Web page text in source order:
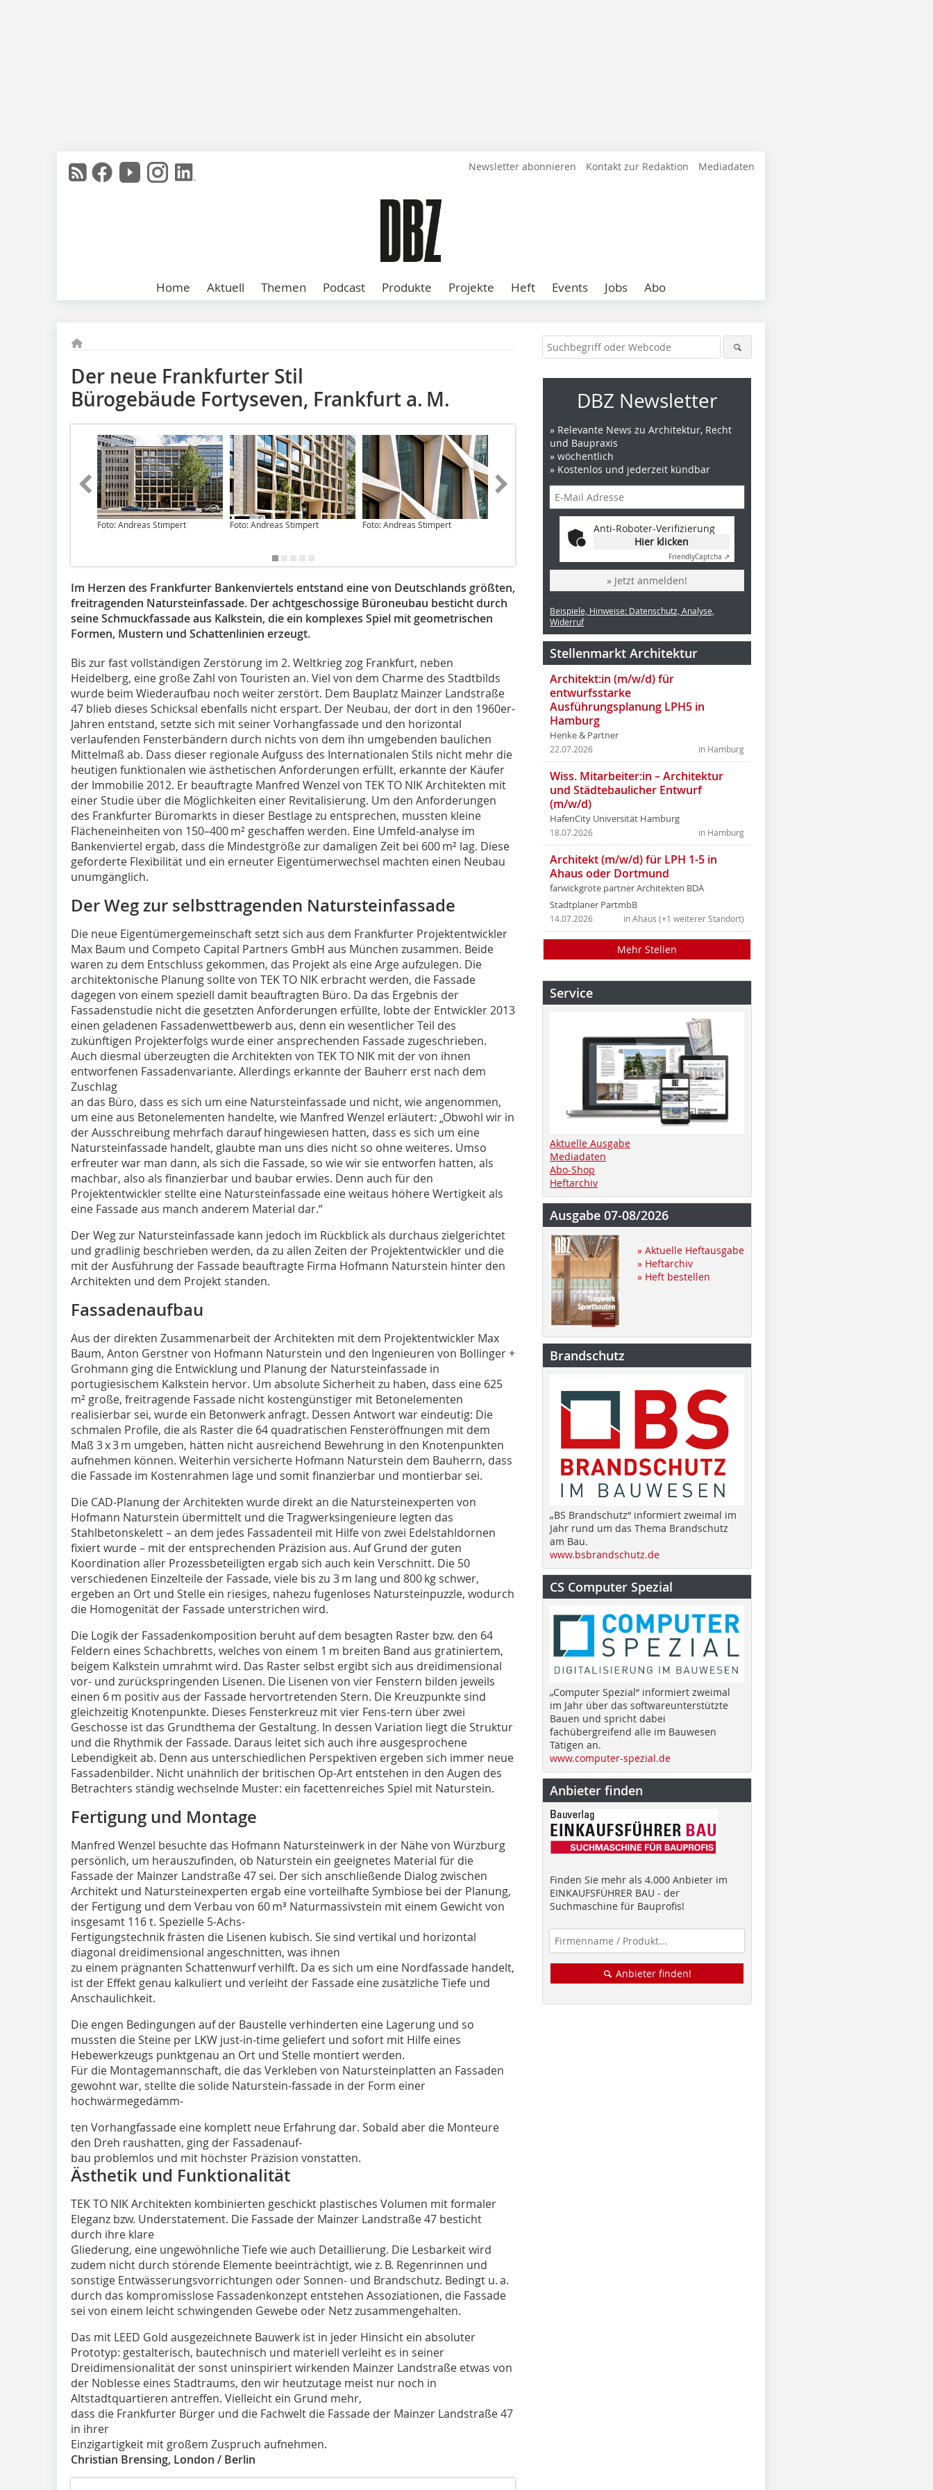
Newsletter abonnieren Kontakt zur Redaktion Mediadaten
Home Aktuell Themen Podcast Produkte Projekte Heft Events Jobs Abo
Der neue Frankfurter Stil
Bürogebäude Forty­seven, Frankfurt a. M.
Foto: Andreas Stimpert Foto: Andreas Stimpert Foto: Andreas Stimpert Foto: Andreas Stimpert
Im Herzen des Frankfurter Bankenviertels entstand eine von Deutschlands größten,
freitragenden Natursteinfassade. Der achtgeschossige Büroneubau besticht durch
seine Schmuckfassade aus Kalkstein, die ein komplexes Spiel mit geometrischen
Formen, Mustern und Schattenlinien erzeugt.
Bis zur fast vollständigen Zerstörung im 2. Weltkrieg zog Frankfurt, neben
Heidelberg, eine große Zahl von Touristen an. Viel von dem Charme des Stadtbilds
wurde beim Wiederaufbau noch weiter zerstört. Dem Bauplatz Mainzer Landstraße
47 blieb dieses Schicksal ebenfalls nicht erspart. Der Neubau, der dort in den 1960er-
Jahren entstand, setzte sich mit seiner Vorhangfassade und den horizontal
verlaufenden Fensterbändern durch nichts von dem ihn umgebenden baulichen
Mittelmaß ab. Dass dieser regionale Aufguss des Internationalen Stils nicht mehr die
heutigen funktionalen wie ästhetischen Anforderungen erfüllt, erkannte der Käufer
der Immobilie 2012. Er beauftragte Manfred Wenzel von TEK TO NIK Architekten mit
einer Studie über die Möglichkeiten einer Revitalisierung. Um den Anforderungen
des Frankfurter Büromarkts in dieser Bestlage zu entsprechen, mussten kleine
Flächeneinheiten von 150–400 m² geschaffen werden. Eine Umfeld-analyse im
Bankenviertel ergab, dass die Mindestgröße zur damaligen Zeit bei 600 m² lag. Diese
geforderte Flexibilität und ein erneuter Eigentümerwechsel machten einen Neubau
unumgänglich.
Der Weg zur selbsttragenden Natursteinfassade
Die neue Eigentümergemeinschaft setzt sich aus dem Frankfurter Projektentwickler
Max Baum und Competo Capital Partners GmbH aus München zusammen. Beide
waren zu dem Entschluss gekommen, das Projekt als eine Arge aufzulegen. Die
architektonische Planung sollte von TEK TO NIK erbracht werden, die Fassade
dagegen von einem speziell damit beauftragten Büro. Da das Ergebnis der
Fassadenstudie nicht die gesetzten Anforderungen erfüllte, lobte der Entwickler 2013
einen geladenen Fassadenwettbewerb aus, denn ein wesentlicher Teil des
zukünftigen Projekterfolgs wurde einer ansprechenden Fassade zugeschrieben.
Auch diesmal überzeugten die Architekten von TEK TO NIK mit der von ihnen
entworfenen Fassadenvariante. Allerdings erkannte der Bauherr erst nach dem
Zuschlag
an das Büro, dass es sich um eine Natursteinfassade und nicht, wie angenommen,
um eine aus Betonelementen handelte, wie Manfred Wenzel erläutert: „Obwohl wir in
der Ausschreibung mehrfach darauf hingewiesen hatten, dass es sich um eine
Natursteinfassade handelt, glaubte man uns dies nicht so ohne weiteres. Umso
erfreuter war man dann, als sich die Fassade, so wie wir sie entworfen hatten, als
machbar, also als finanzierbar und baubar erwies. Denn auch für den
Projektentwickler stellte eine Natursteinfassade eine weitaus höhere Wertigkeit als
eine Fassade aus manch anderem Material dar.“
Der Weg zur Natursteinfassade kann jedoch im Rückblick als durchaus zielgerichtet
und gradlinig beschrieben werden, da zu allen Zeiten der Projektentwickler und die
mit der Ausführung der Fassade beauftragte Firma Hofmann Naturstein hinter den
Architekten und dem Projekt standen.
Fassadenaufbau
Aus der direkten Zusammenarbeit der Architekten mit dem Projektentwickler Max
Baum, Anton Gerstner von Hofmann Naturstein und den Ingenieuren von Bollinger +
Grohmann ging die Entwicklung und Planung der Natursteinfassade in
portugiesischem Kalkstein hervor. Um absolute Sicherheit zu haben, dass eine 625
m² große, freitragende Fassade nicht kostengünstiger mit Betonelementen
realisierbar sei, wurde ein Betonwerk anfragt. Dessen Antwort war eindeutig: Die
sch­­malen Profile, die als Raster die 64 quadratischen Fensteröffnungen mit dem
Maß 3 x 3 m umgeben, hätten nicht ausreichend Bewehrung in den Knotenpunkten
aufnehmen können. Weiterhin versicherte Hofmann Naturstein dem Bauherrn, dass
die Fassade im Kostenrahmen läge und somit finanzierbar und montierbar sei.
Die CAD-Planung der Architekten wurde direkt an die Natursteinexperten von
Hofmann Naturstein übermittelt und die Tragwerksingenieure legten das
Stahlbetonskelett – an dem jedes Fassadenteil mit Hilfe von zwei Edelstahldornen
fixiert wurde – mit der entsprechenden Präzision aus. Auf Grund der guten
Koordination aller Prozessbeteiligten ergab sich auch kein Verschnitt. Die 50
verschiedenen Einzelteile der Fassade, viele bis zu 3 m lang und 800 kg schwer,
ergeben an Ort und Stelle ein riesiges, nahezu fugenloses Natursteinpuzzle, wodurch
die Homogenität der Fassade unterstrichen wird.
Die Logik der Fassadenkomposition beruht auf dem besagten Raster bzw. den 64
Feldern eines Schachbretts, welches von einem 1 m breiten Band aus gratiniertem,
beigem Kalkstein umrahmt wird. Das Raster selbst ergibt sich aus dreidimensional
vor- und zurückspringenden Lisenen. Die Lisenen von vier Fenstern bilden jeweils
einen 6 m positiv aus der Fassade hervortretenden Stern. Die Kreuzpunkte sind
gleichzeitig Knotenpunkte. Dieses Fensterkreuz mit vier Fens-tern über zwei
Geschosse ist das Grundthema der Gestaltung. In dessen Variation liegt die Struktur
und die Rhythmik der Fassade. Daraus leitet sich auch ihre ausgesprochene
Lebendigkeit ab. Denn aus unterschiedlichen Perspektiven ergeben sich immer neue
Fassadenbilder. Nicht unähnlich der britischen Op-Art entstehen in den Augen des
Betrachters ständig wechselnde Muster: ein facettenreiches Spiel mit Naturstein.
Fertigung und Montage
Manfred Wenzel besuchte das Hofmann Natursteinwerk in der Nähe von Würzburg
persönlich, um herauszufinden, ob Naturstein ein geeignetes Material für die
Fassade der Mainzer Landstraße 47 sei. Der sich anschließende Dialog zwischen
Architekt und Natursteinexperten ergab eine vorteilhafte Symbiose bei der Planung,
der Fertigung und dem Verbau von 60 m³ Naturmassivstein mit einem Gewicht von
insgesamt 116 t. Spezielle 5-Achs-
Fertigungstechnik frästen die Lisenen kubisch. Sie sind vertikal und horizontal
diagonal dreidimensional angeschnitten, was ihnen
zu einem prägnanten Schattenwurf verhilft. Da es sich um eine Nordfassade handelt,
ist der Effekt genau kalkuliert und verleiht der Fassade eine zusätzliche Tiefe und
Anschaulichkeit.
Die engen Bedingungen auf der Baustelle verhinderten eine Lagerung und so
mussten die Steine per LKW just-in-time geliefert und sofort mit Hilfe eines
Hebewerkzeugs punktgenau an Ort und Stelle montiert werden.
Für die Montagemannschaft, die das Verkleben von Natursteinplatten an Fassaden
gewohnt war, stellte die solide Naturstein-fassade in der Form einer
hochwärmegedämm-
ten Vorhangfassade eine komplett neue Erfahrung dar. Sobald aber die Monteure
den Dreh raushatten, ging der Fassa­denauf-
bau problemlos und mit höchster Präzision vonstatten.
Ästhetik und Funktionalität
TEK TO NIK Architekten kombinierten geschickt plastisches Volumen mit formaler
Eleganz bzw. Understatement. Die Fassade der Mainzer Landstraße 47 besticht
durch ihre klare
Gliederung, eine ungewöhnliche Tiefe wie auch Detaillierung. Die Lesbarkeit wird
zudem nicht durch störende Elemente beeinträchtigt, wie z. B. Regenrinnen und
sonstige Entwässerungsvorrichtungen oder Sonnen- und Brandschutz. Bedingt u. a.
durch das kompromisslose Fassadenkonzept entstehen Assoziationen, die Fassade
sei von einem leicht schwingenden Gewebe oder Netz zusammengehalten.
Das mit LEED Gold ausgezeichnete Bauwerk ist in jeder Hinsicht ein absoluter
Prototyp: gestalterisch, bautechnisch und materiell verleiht es in seiner
Dreidimensionalität der sonst uninspiriert wirkenden Mainzer Landstraße etwas von
der Noblesse eines Stadtraums, den wir heutzutage meist nur noch in
Altstadtquartieren antreffen. Vielleicht ein Grund mehr,
dass die Frankfurter Bürger und die Fachwelt die Fassade der Mainzer Landstraße 47
in ihrer
Einzigartigkeit mit großem Zuspruch aufnehmen.
Christian Brensing, London / Berlin
DBZ Newsletter
» Relevante News zu Architektur, Recht
und Baupraxis
» wöchentlich
» Kostenlos und jederzeit kündbar
Anti-Roboter-Verifizierung
Hier klicken
FriendlyCaptcha ⇗
» Jetzt anmelden!
Beispiele, Hinweise: Datenschutz, Analyse,
Widerruf
Stellenmarkt Architektur
Architekt:in (m/w/d) für
entwurfsstarke
Ausführungsplanung LPH5 in
Hamburg
Henke & Partner
in Hamburg
22.07.2026
Wiss. Mitarbeiter:in – Architektur
und Städtebaulicher Entwurf
(m/w/d)
HafenCity Universität Hamburg
in Hamburg
18.07.2026
Architekt (m/w/d) für LPH 1-5 in
Ahaus oder Dortmund
farwickgrote partner Architekten BDA
Stadtplaner PartmbB
in Ahaus (+1 weiterer Standort)
14.07.2026
Mehr Stellen
Service
Aktuelle Ausgabe
Mediadaten
Abo-Shop
Heftarchiv
Ausgabe 07-08/2026
» Aktuelle Heftausgabe
» Heftarchiv
» Heft bestellen
Brandschutz
„BS Brandschutz“ informiert zweimal im
Jahr rund um das Thema Brandschutz
am Bau.
www.bsbrandschutz.de
CS Computer Spezial
„Computer Spezial“ informiert zweimal
im Jahr über das softwareunterstützte
Bauen und spricht dabei
fachübergreifend alle im Bauwesen
Tätigen an.
www.computer-spezial.de
Anbieter finden
Finden Sie mehr als 4.000 Anbieter im
EINKAUFSFÜHRER BAU - der
Suchmaschine für Bauprofis!
Anbieter finden!